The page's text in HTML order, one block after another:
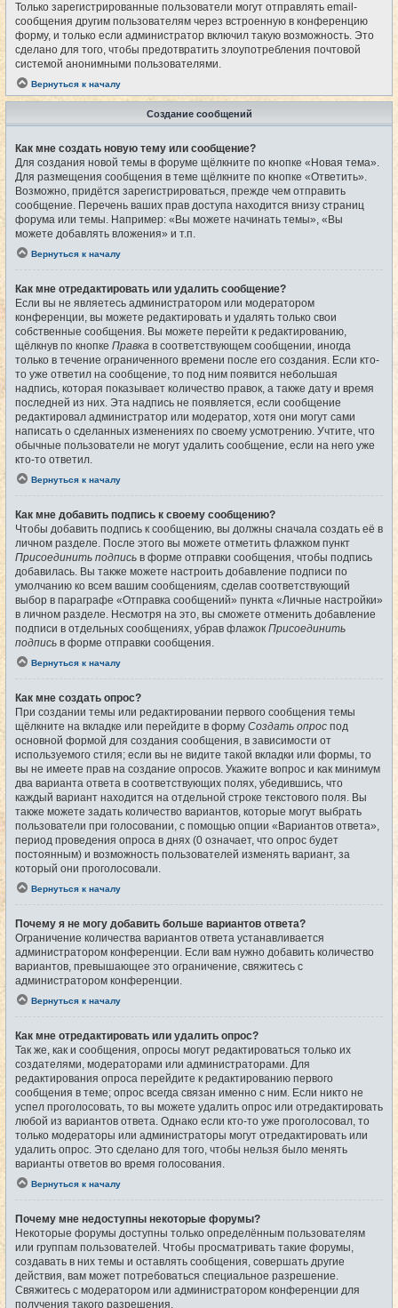
Только зарегистрированные пользователи могут отправлять email-
сообщения другим пользователям через встроенную в конференцию
форму, и только если администратор включил такую возможность. Это
сделано для того, чтобы предотвратить злоупотребления почтовой
системой анонимными пользователями.
Вернуться к началу
Создание сообщений
Как мне создать новую тему или сообщение?
Для создания новой темы в форуме щёлкните по кнопке «Новая тема».
Для размещения сообщения в теме щёлкните по кнопке «Ответить».
Возможно, придётся зарегистрироваться, прежде чем отправить
сообщение. Перечень ваших прав доступа находится внизу страниц
форума или темы. Например: «Вы можете начинать темы», «Вы
можете добавлять вложения» и т.п.
Вернуться к началу
Как мне отредактировать или удалить сообщение?
Если вы не являетесь администратором или модератором
конференции, вы можете редактировать и удалять только свои
собственные сообщения. Вы можете перейти к редактированию,
щёлкнув по кнопке Правка в соответствующем сообщении, иногда
только в течение ограниченного времени после его создания. Если кто-
то уже ответил на сообщение, то под ним появится небольшая
надпись, которая показывает количество правок, а также дату и время
последней из них. Эта надпись не появляется, если сообщение
редактировал администратор или модератор, хотя они могут сами
написать о сделанных изменениях по своему усмотрению. Учтите, что
обычные пользователи не могут удалить сообщение, если на него уже
кто-то ответил.
Вернуться к началу
Как мне добавить подпись к своему сообщению?
Чтобы добавить подпись к сообщению, вы должны сначала создать её в
личном разделе. После этого вы можете отметить флажком пункт
Присоединить подпись в форме отправки сообщения, чтобы подпись
добавилась. Вы также можете настроить добавление подписи по
умолчанию ко всем вашим сообщениям, сделав соответствующий
выбор в параграфе «Отправка сообщений» пункта «Личные настройки»
в личном разделе. Несмотря на это, вы сможете отменить добавление
подписи в отдельных сообщениях, убрав флажок Присоединить
подпись в форме отправки сообщения.
Вернуться к началу
Как мне создать опрос?
При создании темы или редактировании первого сообщения темы
щёлкните на вкладке или перейдите в форму Создать опрос под
основной формой для создания сообщения, в зависимости от
используемого стиля; если вы не видите такой вкладки или формы, то
вы не имеете прав на создание опросов. Укажите вопрос и как минимум
два варианта ответа в соответствующих полях, убедившись, что
каждый вариант находится на отдельной строке текстового поля. Вы
также можете задать количество вариантов, которые могут выбрать
пользователи при голосовании, с помощью опции «Вариантов ответа»,
период проведения опроса в днях (0 означает, что опрос будет
постоянным) и возможность пользователей изменять вариант, за
который они проголосовали.
Вернуться к началу
Почему я не могу добавить больше вариантов ответа?
Ограничение количества вариантов ответа устанавливается
администратором конференции. Если вам нужно добавить количество
вариантов, превышающее это ограничение, свяжитесь с
администратором конференции.
Вернуться к началу
Как мне отредактировать или удалить опрос?
Так же, как и сообщения, опросы могут редактироваться только их
создателями, модераторами или администраторами. Для
редактирования опроса перейдите к редактированию первого
сообщения в теме; опрос всегда связан именно с ним. Если никто не
успел проголосовать, то вы можете удалить опрос или отредактировать
любой из вариантов ответа. Однако если кто-то уже проголосовал, то
только модераторы или администраторы могут отредактировать или
удалить опрос. Это сделано для того, чтобы нельзя было менять
варианты ответов во время голосования.
Вернуться к началу
Почему мне недоступны некоторые форумы?
Некоторые форумы доступны только определённым пользователям
или группам пользователей. Чтобы просматривать такие форумы,
создавать в них темы и оставлять сообщения, совершать другие
действия, вам может потребоваться специальное разрешение.
Свяжитесь с модератором или администратором конференции для
получения такого разрешения.